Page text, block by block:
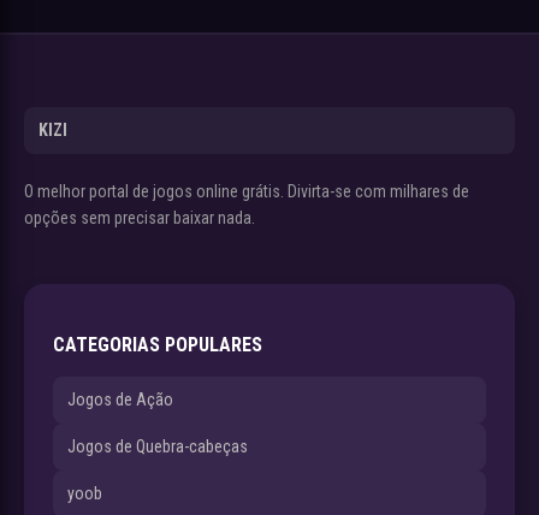
KIZI
O melhor portal de jogos online grátis. Divirta-se com milhares de
opções sem precisar baixar nada.
CATEGORIAS POPULARES
Jogos de Ação
Jogos de Quebra-cabeças
yoob